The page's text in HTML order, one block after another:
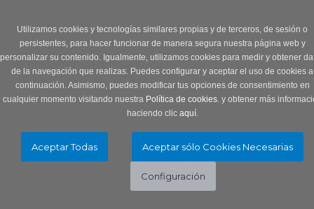
Utilizamos cookies y tecnologías similares propias y de terceros, de sesión o
persistentes, para hacer funcionar de manera segura nuestra página web y
personalizar su contenido. Igualmente, utilizamos cookies para medir y obtener
de la navegación que realizas. Puedes configurar y aceptar el uso de cookies a
continuación. Asimismo, puedes modificar tus opciones de consentimiento en
cualquier momento visitando nuestra Política de cookies.y obtener más
haciendo clic aquí.